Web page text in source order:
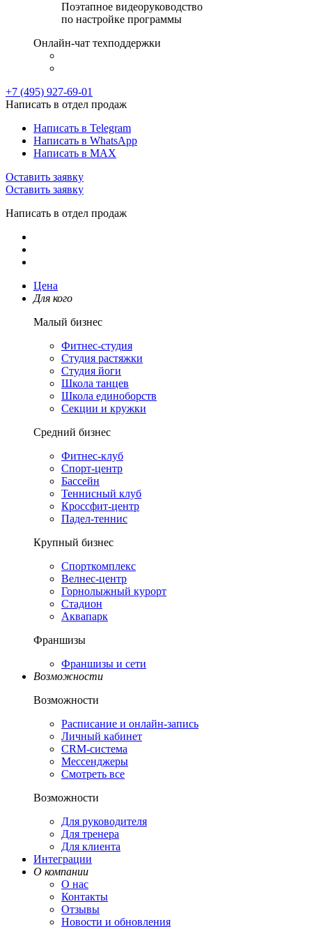
Поэтапное видеоруководство
по настройке программы
Онлайн-чат техподдержки
+7 (495) 927-69-01
Написать в отдел продаж
Написать в Telegram
Написать в WhatsApp
Написать в MAX
Оставить заявку
Оставить заявку
Написать в отдел продаж
Цена
Для кого
Малый бизнес
Фитнес-студия
Студия растяжки
Студия йоги
Школа танцев
Школа единоборств
Секции и кружки
Средний бизнес
Фитнес-клуб
Спорт-центр
Бассейн
Теннисный клуб
Кроссфит-центр
Падел-теннис
Крупный бизнес
Спорткомплекс
Велнес-центр
Горнолыжный курорт
Стадион
Аквапарк
Франшизы
Франшизы и сети
Возможности
Возможности
Расписание и онлайн-запись
Личный кабинет
CRM-система
Мессенджеры
Смотреть все
Возможности
Для руководителя
Для тренера
Для клиента
Интеграции
О компании
О нас
Контакты
Отзывы
Новости и обновления